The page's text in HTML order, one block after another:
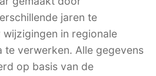
jaren te
in regionale
te verwerken. Alle gegevens
op basis van de